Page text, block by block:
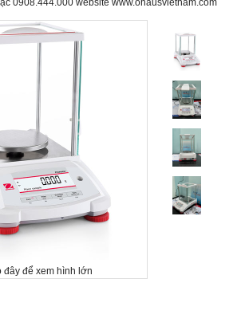
0908.444.000 website www.ohausvietnam.com
đây để xem hình lớn